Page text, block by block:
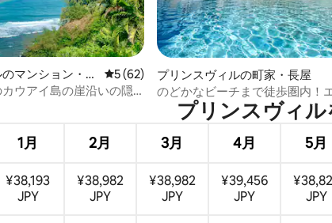
マンション・ア
レビュー62件、5つ星中5つ星の平均評価
5 (62)
ウアイ島の崖沿いの隠
プリンスヴィルの町家・長屋
のどかなビーチまで徒歩圏内！
ン、プール、ジム、Wi-Fi
プリンスヴィ
1月 2月 3月 4月 5月
¥38,193
JPY
¥38,982
JPY
¥38,982
JPY
¥39,456
JPY
JPY